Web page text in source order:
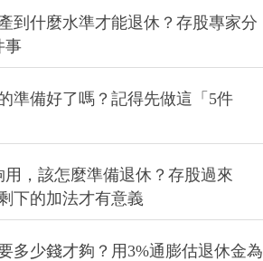
到什麼水準才能退休？存股專家分
事
準備好了嗎？記得先做這「5件
用，該怎麼準備退休？存股過來
下的加法才有意義
多少錢才夠？用3%通膨估退休金為